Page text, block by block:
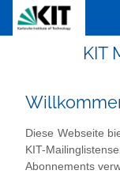
KIT
Diese Webseite
KIT-
Abonnements